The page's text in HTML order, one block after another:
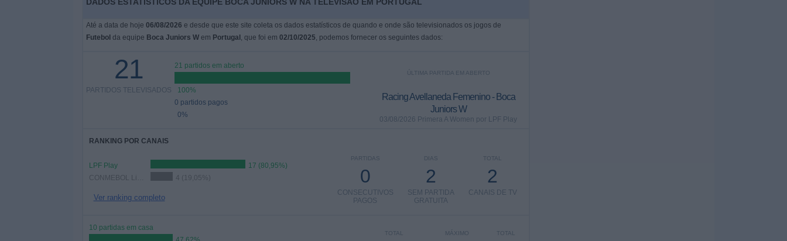
Até a data de hoje 06/08/2026 e desde que este site coleta os dados estatísticos de quando e onde são televisionados os jogos de
Futebol da equipe Boca Juniors Wem Portugal , que foi em 02/10/2025, podemos fornecer os seguintes dados:
21
PARTIDOS TELEVISADOS
21 partidos em aberto
100%
0 partidos pagos
0%
ÚLTIMA PARTIDA EM ABERTO
Racing Avellaneda Femenino - Boca
Juniors W
03/08/2026 Primera A Women por LPF Play
RANKING POR CANAIS
LPF Play
17 (80,95%)
4 (19,05%)
Ver ranking completo
TOTAL
2
CANAIS DE TV
DIAS
2
SEM PARTIDA
GRATUITA
PARTIDAS
0
CONSECUTIVOS
PAGOS
10 partidas em casa
TOTAL
MÁXIMO
TOTAL